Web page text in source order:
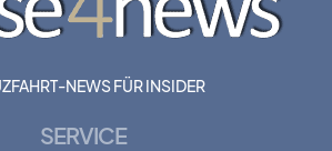
NEWS FÜR INSIDER
SERVICE